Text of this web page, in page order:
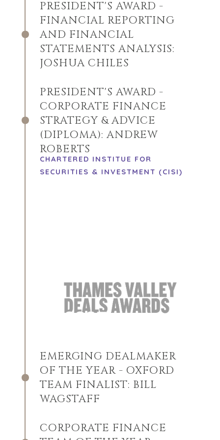
PRESIDENT'S AWARD -
FINANCIAL REPORTING
AND FINANCIAL
STATEMENTS ANALYSIS:
JOSHUA CHILES
PRESIDENT'S AWARD -
CORPORATE FINANCE
STRATEGY & ADVICE
(DIPLOMA): ANDREW
ROBERTS
CHARTERED INSTITUE FOR
SECURITIES & INVESTMENT (CISI)
EMERGING DEALMAKER
OF THE YEAR - OXFORD
TEAM FINALIST: BILL
WAGSTAFF
CORPORATE FINANCE